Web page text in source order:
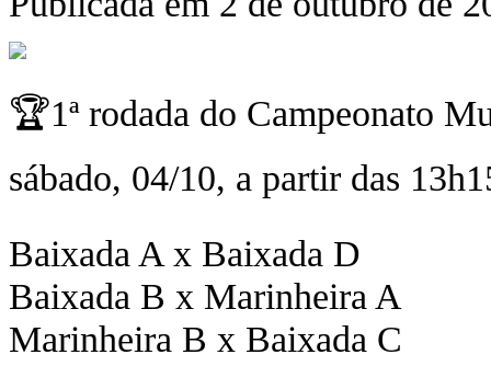
🏆1ª rodada do Campeonato
sábado, 04/10, a partir das
Baixada A x Baixada D
Baixada B x Marinheira A
Marinheira B x Baixada C